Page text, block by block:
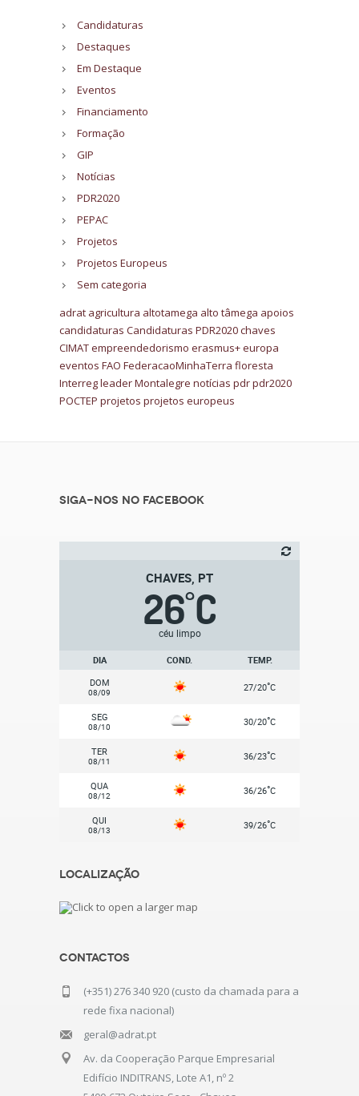
Candidaturas
Destaques
Em Destaque
Eventos
Financiamento
Formação
GIP
Notícias
PDR2020
PEPAC
Projetos
Projetos Europeus
Sem categoria
adrat agricultura altotamega alto tâmega apoios
candidaturas Candidaturas PDR2020chaves
CIMATempreendedorismo erasmus+europa
eventos FAO FederacaoMinhaTerra floresta
InterregleaderMontalegre notícias pdrpdr2020
POCTEP projetos projetos europeus
Siga-nos no Facebook
CHAVES, PT
26°C
céu limpo
DIA COND.
TEMP.
DOM
08/09 27/20°C
SEG
08/10 30/20°C
TER
08/11 36/23°C
QUA
08/12 36/26°C
QUI
08/13 39/26°C
Localização
Contactos
(+351) 276 340 920 (custo da chamada para a
rede fixa nacional)
geral@adrat.pt
Av. da Cooperação Parque Empresarial
Edifício INDITRANS, Lote A1, nº 2